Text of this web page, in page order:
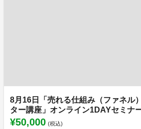
8月16日「売れる仕組み（ファネル
ター講座」オンライン1DAYセミナ
¥50,000 (税込)